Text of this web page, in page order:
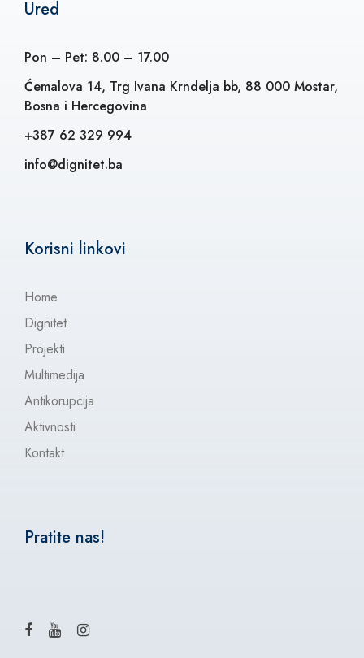
Ured
Pon – Pet: 8.00 – 17.00
Ćemalova 14, Trg Ivana Krndelja bb, 88 000 Mostar,
Bosna i Hercegovina
+387 62 329 994
info@dignitet.ba
Korisni linkovi
Home
Dignitet
Projekti
Multimedija
Antikorupcija
Aktivnosti
Kontakt
Pratite nas!